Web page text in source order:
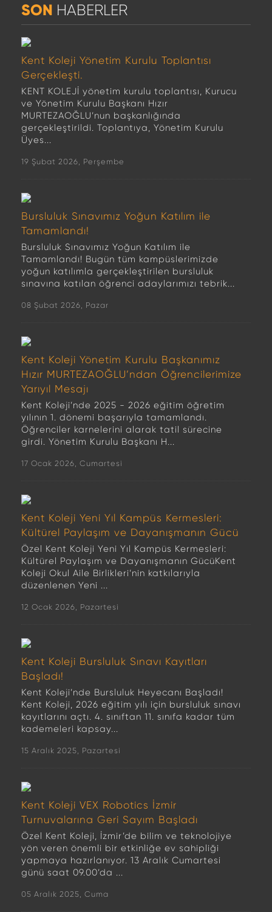
SON HABERLER
Kent Koleji Yönetim Kurulu Toplantısı
Gerçekleşti.
KENT KOLEJİ yönetim kurulu toplantısı, Kurucu
ve Yönetim Kurulu Başkanı Hızır
MURTEZAOĞLU’nun başkanlığında
gerçekleştirildi. Toplantıya, Yönetim Kurulu
Üyes...
19 Şubat 2026, Perşembe
Bursluluk Sınavımız Yoğun Katılım ile
Tamamlandı!
Bursluluk Sınavımız Yoğun Katılım ile
Tamamlandı! Bugün tüm kampüslerimizde
yoğun katılımla gerçekleştirilen bursluluk
sınavına katılan öğrenci adaylarımızı tebrik...
08 Şubat 2026, Pazar
Kent Koleji Yönetim Kurulu Başkanımız
Hızır MURTEZAOĞLU’ndan Öğrencilerimize
Yarıyıl Mesajı
Kent Koleji’nde 2025 - 2026 eğitim öğretim
yılının 1. dönemi başarıyla tamamlandı.
Öğrenciler karnelerini alarak tatil sürecine
girdi. Yönetim Kurulu Başkanı H...
17 Ocak 2026, Cumartesi
Kent Koleji Yeni Yıl Kampüs Kermesleri:
Kültürel Paylaşım ve Dayanışmanın Gücü
Özel Kent Koleji Yeni Yıl Kampüs Kermesleri:
Kültürel Paylaşım ve Dayanışmanın GücüKent
Koleji Okul Aile Birlikleri’nin katkılarıyla
düzenlenen Yeni ...
12 Ocak 2026, Pazartesi
Kent Koleji Bursluluk Sınavı Kayıtları
Başladı!
Kent Koleji’nde Bursluluk Heyecanı Başladı!
Kent Koleji, 2026 eğitim yılı için bursluluk sınavı
kayıtlarını açtı. 4. sınıftan 11. sınıfa kadar tüm
kademeleri kapsay...
15 Aralık 2025, Pazartesi
Kent Koleji VEX Robotics İzmir
Turnuvalarına Geri Sayım Başladı
Özel Kent Koleji, İzmir’de bilim ve teknolojiye
yön veren önemli bir etkinliğe ev sahipliği
yapmaya hazırlanıyor. 13 Aralık Cumartesi
günü saat 09.00’da ...
05 Aralık 2025, Cuma